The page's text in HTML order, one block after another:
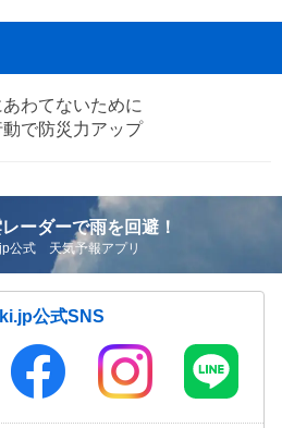
わてないために
で防災力アップ
ーダーで雨を回避！
公式 天気予報アプリ
公式SNS